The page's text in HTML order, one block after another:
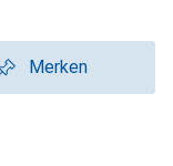
Merken